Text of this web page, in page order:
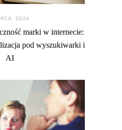
2026
marki w internecie:
pod wyszukiwarki i
AI